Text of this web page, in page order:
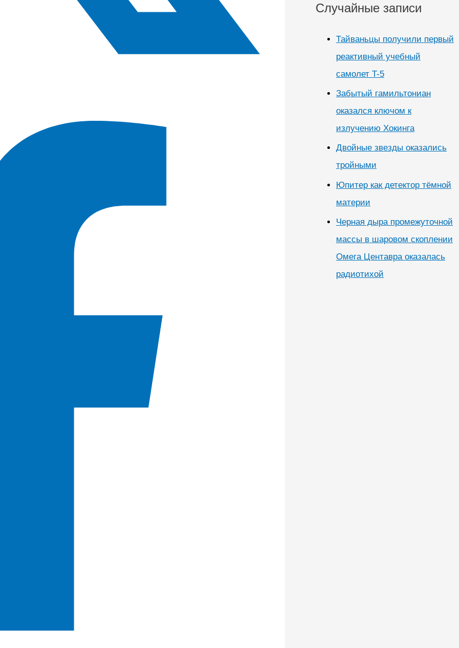
Случайные записи
Тайваньцы получили первый
реактивный учебный
самолет T-5
Забытый гамильтониан
оказался ключом к
излучению Хокинга
Двойные звезды оказались
тройными
Юпитер как детектор тёмной
материи
Черная дыра промежуточной
массы в шаровом скоплении
Омега Центавра оказалась
радиотихой